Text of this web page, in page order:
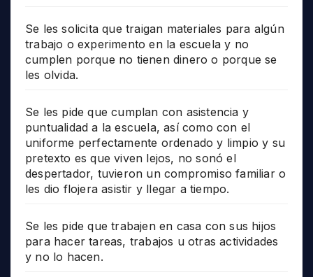
Se les solicita que traigan materiales para algún
trabajo o experimento en la escuela y no
cumplen porque no tienen dinero o porque se
les olvida.
Se les pide que cumplan con asistencia y
puntualidad a la escuela, así como con el
uniforme perfectamente ordenado y limpio y su
pretexto es que viven lejos, no sonó el
despertador, tuvieron un compromiso familiar o
les dio flojera asistir y llegar a tiempo.
Se les pide que trabajen en casa con sus hijos
para hacer tareas, trabajos u otras actividades
y no lo hacen.